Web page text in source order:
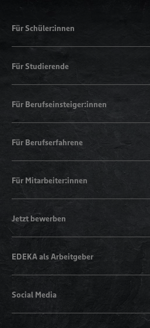
Für Schüler:innen
Für Studierende
Für Berufseinsteiger:innen
Für Berufserfahrene
Für Mitarbeiter:innen
Jetzt bewerben
EDEKA als Arbeitgeber
Social Media